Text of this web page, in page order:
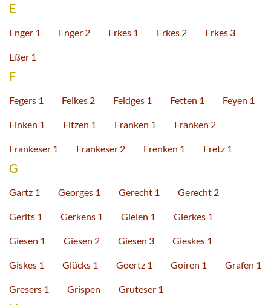
E
Enger 1 Enger 2 Erkes 1 Erkes 2 Erkes 3
Eßer 1
F
Fegers 1 Feikes 2 Feldges 1 Fetten 1 Feyen 1
Finken 1 Fitzen 1 Franken 1 Franken 2
Frankeser 1 Frankeser 2 Frenken 1 Fretz 1
G
Gartz 1 Georges 1 Gerecht 1 Gerecht 2
Gerits 1 Gerkens 1 Gielen 1 Gierkes 1
Giesen 1 Giesen 2 Giesen 3 Gieskes 1
Giskes 1 Glücks 1 Goertz 1 Goiren 1 Grafen 1
Gresers 1 Grispen Gruteser 1